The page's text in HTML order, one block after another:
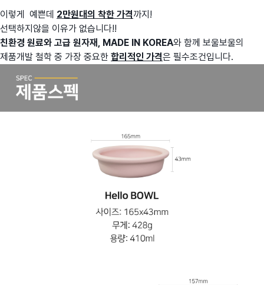
이렇게 예쁜데 2만원대의 착한 가격까지!
선택하지않을 이유가 없습니다!!
친환경 원료와 고급 원자재, MADE IN KOREA와 함께 보울보울의
제품개발 철학 중 가장 중요한 합리적인 가격은 필수조건입니다.